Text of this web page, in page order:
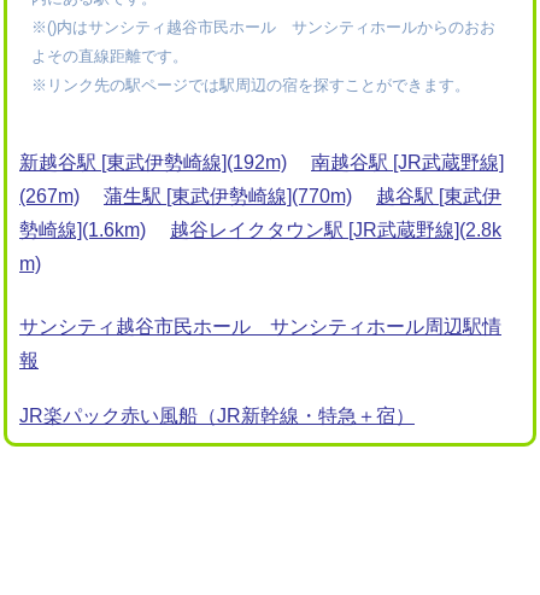
※()内はサンシティ越谷市民ホール サンシティホールからのおお
よその直線距離です。
※リンク先の駅ページでは駅周辺の宿を探すことができます。
新越谷駅 [東武伊勢崎線](192m)
南越谷駅 [JR武蔵野線]
(267m)
蒲生駅 [東武伊勢崎線](770m)
越谷駅 [東武伊
勢崎線](1.6km)
越谷レイクタウン駅 [JR武蔵野線](2.8k
m)
サンシティ越谷市民ホール サンシティホール周辺駅情
報
JR楽パック赤い風船（JR新幹線・特急＋宿）